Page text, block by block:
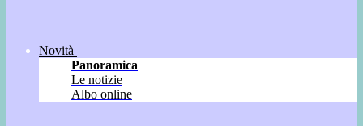
Novità
Panoramica
Le notizie
Albo online